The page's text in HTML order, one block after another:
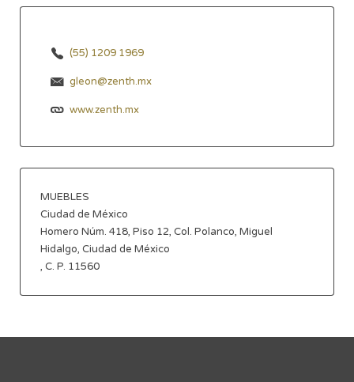
(55) 1209 1969
gleon@zenth.mx
www.zenth.mx
MUEBLES
Ciudad de México
Homero Núm. 418, Piso 12, Col. Polanco, Miguel
Hidalgo, Ciudad de México
, C. P. 11560